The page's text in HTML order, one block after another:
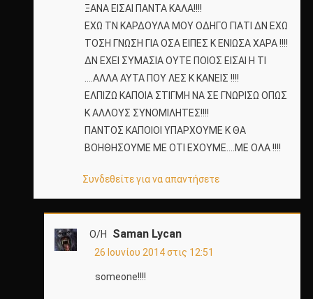
ΞΑΝΑ ΕΙΣΑΙ ΠΑΝΤΑ ΚΑΛΑ!!!!
ΕΧΩ ΤΝ ΚΑΡΔΟΥΛΑ ΜΟΥ ΟΔΗΓΟ ΓΙΑΤΙ ΔΝ ΕΧΩ
ΤΟΣΗ ΓΝΩΣΗ ΓΙΑ ΟΣΑ ΕΙΠΕΣ Κ ΕΝΙΩΣΑ ΧΑΡΑ !!!!
ΔΝ ΕΧΕΙ ΣΥΜΑΣΙΑ ΟΥΤΕ ΠΟΙΟΣ ΕΙΣΑΙ Η ΤΙ
….ΑΛΛΑ ΑΥΤΑ ΠΟΥ ΛΕΣ Κ ΚΑΝΕΙΣ !!!!
ΕΛΠΙΖΩ ΚΑΠΟΙΑ ΣΤΙΓΜΗ ΝΑ ΣΕ ΓΝΩΡΙΣΩ ΟΠΩΣ
Κ ΑΛΛΟΥΣ ΣΥΝΟΜΙΛΗΤΕΣ!!!!
ΠΑΝΤΟΣ ΚΑΠΟΙΟΙ ΥΠΑΡΧΟΥΜΕ Κ ΘΑ
ΒΟΗΘΗΣΟΥΜΕ ΜΕ ΟΤΙ ΕΧΟΥΜΕ….ΜΕ ΟΛΑ !!!!
Συνδεθείτε για να απαντήσετε
Ο/Η Saman Lycan
26 Ιουνίου 2014 στις 12:51
someone!!!!